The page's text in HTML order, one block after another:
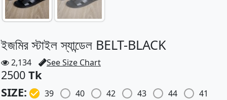
ইজমির স্টাইল স্যান্ডেল BELT-BLACK
2,134 See Size Chart
2500 Tk
SIZE:
39 40 42 43 44 41